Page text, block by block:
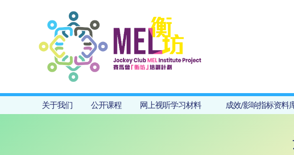
关于我们 公开课程 网上视听学习材料 成效/影响指标资料